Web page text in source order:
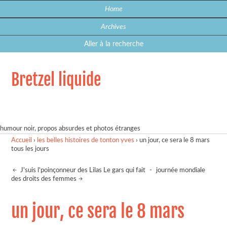
Home
Archives
Aller à la recherche
Bretzel liquide
humour noir, propos absurdes et photos étranges
Accueil › les belles histoires de tonton yves ›un jour, ce sera le 8 mars
tous les jours
J'suis l'poinçonneur des Lilas Le gars qui fait -
journée mondiale
des droits des femmes
un jour, ce sera le 8 mars